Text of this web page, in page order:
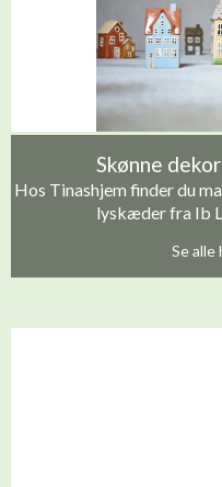
Skønne
Hos Tinashjem finder du
lyskæder fra Ib
Se alle